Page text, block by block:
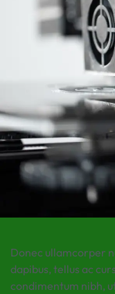
Donec ullamcorper
dapibus, tellus ac
condimentum nibh,